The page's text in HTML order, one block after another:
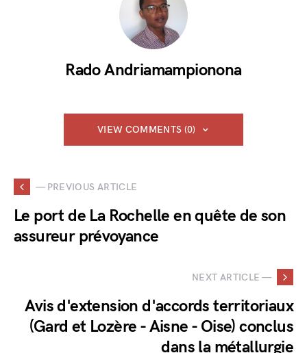
Rado Andriamampionona
VIEW COMMENTS (0)
— PREVIOUS ARTICLE
Le port de La Rochelle en quête de son
assureur prévoyance
NEXT ARTICLE —
Avis d'extension d'accords territoriaux
(Gard et Lozère - Aisne - Oise) conclus
dans la métallurgie